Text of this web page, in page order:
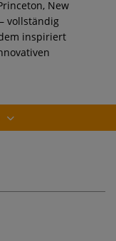
New
– vollständig
inspiriert